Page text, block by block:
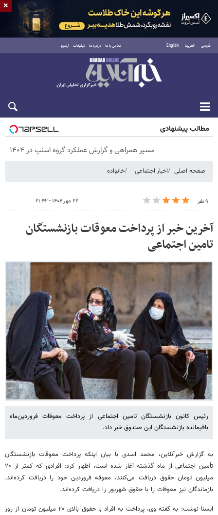
فارسی العربية English تماس با ما درباره ما تبلیغات آرشیو
پنجشنبه ۱۵ مرداد ۱۴۰۵
مطالب پیشنهادی
مسیر همراهی و گزارش عملکرد گروه اسنپ در ۱۴۰۴
صفحه اصلی اخبار اجتماعی خانواده
۹ نفر ۲۲ مهر ۱۴۰۴ - ۲۱:۴۲
آخرین خبر از پرداخت معوقات بازنشستگان
تامین اجتماعی
رئیس کانون بازنشستگان تامین اجتماعی از پرداخت معوقات فروردین‌ماه
باقیمانده بازنشستگان این صندوق خبر داد.
به گزارش خبرآنلاین، محمد اسدی با بیان اینکه پرداخت معوقات بازنشستگان
تأمین اجتماعی از ماه گذشته آغاز شده است، اظهار کرد: افرادی که کمتر از ۲۰
میلیون تومان حقوق دریافت می‌کنند، معوقه فروردین خود را دریافت کرده‌اند.
بازماندگان نیز معوقات را با حقوق شهریور را دریافت کرده‌اند.
ایسنا نوشت: به گفته وی، پرداخت به افراد با حقوق بالای ۲۰ میلیون تومان از روز
×